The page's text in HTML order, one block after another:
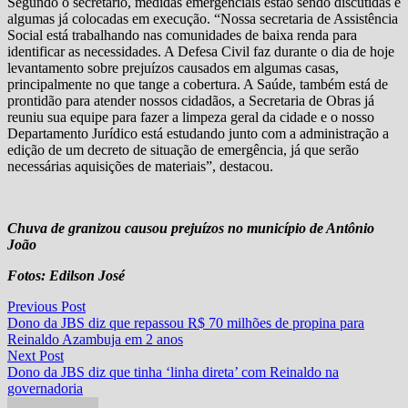
algumas já colocadas em execução. “Nossa secretaria de Assistência
Social está trabalhando nas comunidades de baixa renda para
identificar as necessidades. A Defesa Civil faz durante o dia de hoje
levantamento sobre prejuízos causados em algumas casas,
principalmente no que tange a cobertura. A Saúde, também está de
prontidão para atender nossos cidadãos, a Secretaria de Obras já
reuniu sua equipe para fazer a limpeza geral da cidade e o nosso
Departamento Jurídico está estudando junto com a administração a
edição de um decreto de situação de emergência, já que serão
necessárias aquisições de materiais”, destacou.
Chuva de granizou causou prejuízos no município de Antônio
João
Fotos: Edilson José
Navegação
de
Post
Previous PostPrevious
post:
Dono da JBS diz que repassou R$ 70 milhões de propina para
Reinaldo Azambuja em 2 anos
Next PostNext
post:
Dono da JBS diz que tinha ‘linha direta’ com Reinaldo na
governadoria